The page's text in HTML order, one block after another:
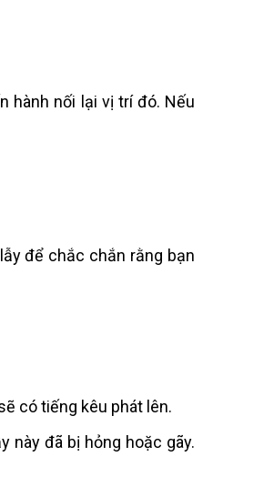
hành nối lại vị trí đó. Nếu
để chắc chắn rằng bạn
có tiếng kêu phát lên.
này đã bị hỏng hoặc gãy.